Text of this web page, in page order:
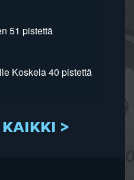
51 pistettä
Koskela 40 pistettä
KAIKKI >